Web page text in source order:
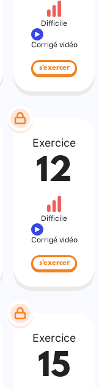
Difficile
Corrigé vidéo
s'exercer
Exercice
12
Difficile
Corrigé vidéo
s'exercer
Exercice
15